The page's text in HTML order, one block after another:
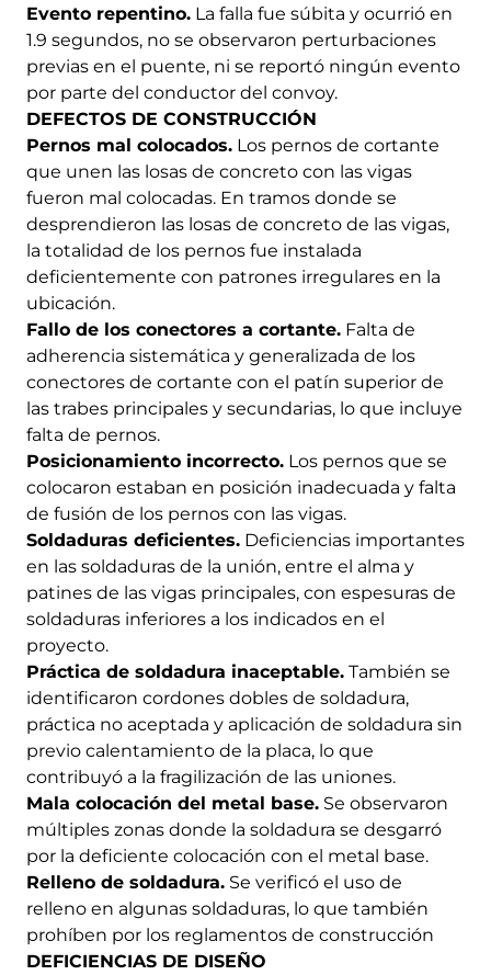
Evento repentino. La falla fue súbita y ocurrió en
1.9 segundos, no se observaron perturbaciones
previas en el puente, ni se reportó ningún evento
por parte del conductor del convoy.
DEFECTOS DE CONSTRUCCIÓN
Pernos mal colocados. Los pernos de cortante
que unen las losas de concreto con las vigas
fueron mal colocadas. En tramos donde se
desprendieron las losas de concreto de las vigas,
la totalidad de los pernos fue instalada
deficientemente con patrones irregulares en la
ubicación.
Fallo de los conectores a cortante. Falta de
adherencia sistemática y generalizada de los
conectores de cortante con el patín superior de
las trabes principales y secundarias, lo que incluye
falta de pernos.
Posicionamiento incorrecto. Los pernos que se
colocaron estaban en posición inadecuada y falta
de fusión de los pernos con las vigas.
Soldaduras deficientes. Deficiencias importantes
en las soldaduras de la unión, entre el alma y
patines de las vigas principales, con espesuras de
soldaduras inferiores a los indicados en el
proyecto.
Práctica de soldadura inaceptable. También se
identificaron cordones dobles de soldadura,
práctica no aceptada y aplicación de soldadura sin
previo calentamiento de la placa, lo que
contribuyó a la fragilización de las uniones.
Mala colocación del metal base. Se observaron
múltiples zonas donde la soldadura se desgarró
por la deficiente colocación con el metal base.
Relleno de soldadura. Se verificó el uso de
relleno en algunas soldaduras, lo que también
prohíben por los reglamentos de construcción
DEFICIENCIAS DE DISEÑO